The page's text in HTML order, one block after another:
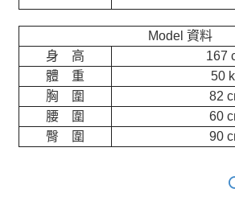
Model 資料
身 高
167
體 重
50
胸 圍
82
腰 圍
60
臀 圍
90